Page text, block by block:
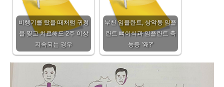
비행기를 탔을 때처럼 귀청
을 찢고 치료해도 2주 이상
지속되는 경우
부천 임플란트, 상악동 임플
란트 뼈이식과 임플란트 축
농증 '왜?'